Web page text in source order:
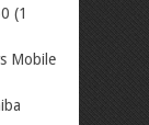
(1
Mobile